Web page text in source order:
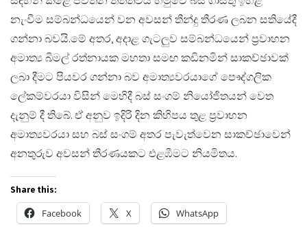
නැංවීම සම්බන්ධයෙන් වන අවසන් තීන්දු තීරණ ලබන සතියේදී
ගන්නා බවයි.​මේ අතර, අදාළ ගැටලුව සම්බන්ධයෙන් ප්‍රවාහන
අමාත්‍ය බිමල් රත්නායක මහතා සමඟ කඩිනමින් සාකච්ඡාවක්
ලබා දීමට පියවර ගන්නා බව අමාත්‍යවරයාගේ පෞද්ගලික
ලේකම්වරයා විසින් මෙහිදී බස් සංගම් නියෝජිතයන් වෙත
දැනුම් දී තිබේ. ඒ අනුව ඉදිරි දින කිහිපය තුළ ප්‍රවාහන
අමාත්‍යවරයා සහ බස් සංගම් අතර පැවැත්වෙන සාකච්ඡාවෙන්
අනතුරුව අවසන් තීරණයකට එළඹීමට නියමිතය.
Share this:
Facebook X WhatsApp